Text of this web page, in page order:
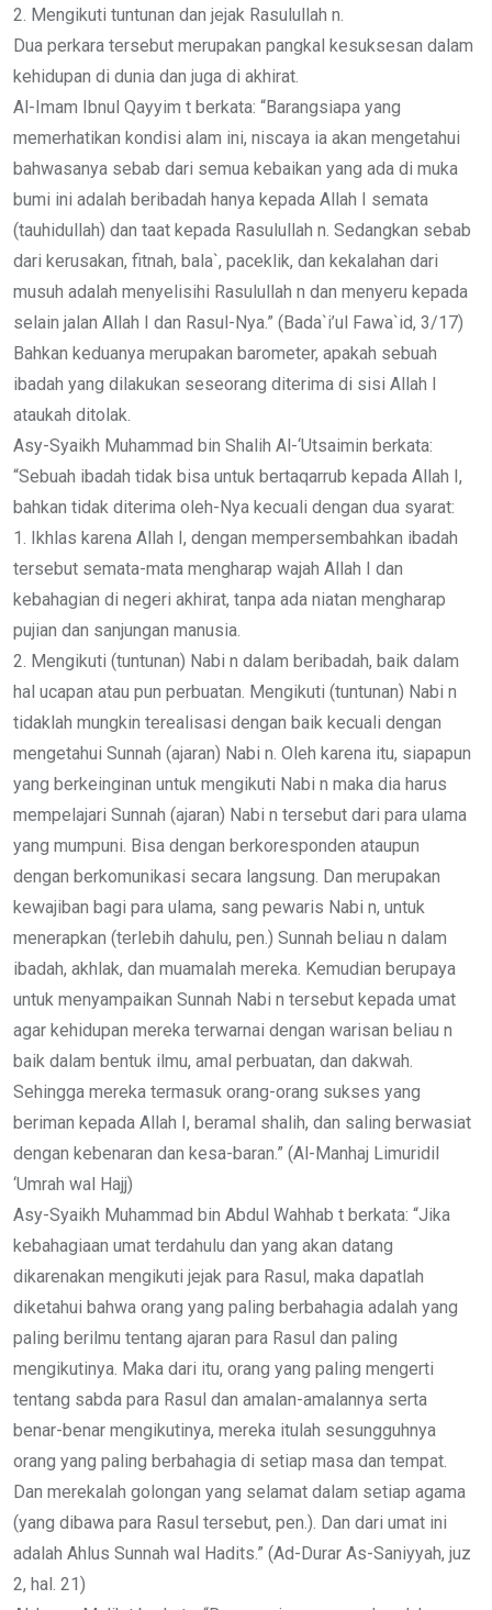
2. Mengikuti tuntunan dan jejak Rasulullah n.
Dua perkara tersebut merupakan pangkal kesuksesan dalam
kehidupan di dunia dan juga di akhirat.
Al-Imam Ibnul Qayyim t berkata: “Barangsiapa yang
memerhatikan kondisi alam ini, niscaya ia akan mengetahui
bahwasanya sebab dari semua kebaikan yang ada di muka
bumi ini adalah beribadah hanya kepada Allah I semata
(tauhidullah) dan taat kepada Rasulullah n. Sedangkan sebab
dari kerusakan, fitnah, bala`, paceklik, dan kekalahan dari
musuh adalah menyelisihi Rasulullah n dan menyeru kepada
selain jalan Allah I dan Rasul-Nya.” (Bada`i’ul Fawa`id, 3/17)
Bahkan keduanya merupakan barometer, apakah sebuah
ibadah yang dilakukan seseorang diterima di sisi Allah I
ataukah ditolak.
Asy-Syaikh Muhammad bin Shalih Al-‘Utsaimin berkata:
“Sebuah ibadah tidak bisa untuk bertaqarrub kepada Allah I,
bahkan tidak diterima oleh-Nya kecuali dengan dua syarat:
1. Ikhlas karena Allah I, dengan mempersembahkan ibadah
tersebut semata-mata mengharap wajah Allah I dan
kebahagian di negeri akhirat, tanpa ada niatan mengharap
pujian dan sanjungan manusia.
2. Mengikuti (tuntunan) Nabi n dalam beribadah, baik dalam
hal ucapan atau pun perbuatan. Mengikuti (tuntunan) Nabi n
tidaklah mungkin terealisasi dengan baik kecuali dengan
mengetahui Sunnah (ajaran) Nabi n. Oleh karena itu, siapapun
yang berkeinginan untuk mengikuti Nabi n maka dia harus
mempelajari Sunnah (ajaran) Nabi n tersebut dari para ulama
yang mumpuni. Bisa dengan berkoresponden ataupun
dengan berkomunikasi secara langsung. Dan merupakan
kewajiban bagi para ulama, sang pewaris Nabi n, untuk
menerapkan (terlebih dahulu, pen.) Sunnah beliau n dalam
ibadah, akhlak, dan muamalah mereka. Kemudian berupaya
untuk menyampaikan Sunnah Nabi n tersebut kepada umat
agar kehidupan mereka terwarnai dengan warisan beliau n
baik dalam bentuk ilmu, amal perbuatan, dan dakwah.
Sehingga mereka termasuk orang-orang sukses yang
beriman kepada Allah I, beramal shalih, dan saling berwasiat
dengan kebenaran dan kesa-baran.” (Al-Manhaj Limuridil
‘Umrah wal Hajj)
Asy-Syaikh Muhammad bin Abdul Wahhab t berkata: “Jika
kebahagiaan umat terdahulu dan yang akan datang
dikarenakan mengikuti jejak para Rasul, maka dapatlah
diketahui bahwa orang yang paling berbahagia adalah yang
paling berilmu tentang ajaran para Rasul dan paling
mengikutinya. Maka dari itu, orang yang paling mengerti
tentang sabda para Rasul dan amalan-amalannya serta
benar-benar mengikutinya, mereka itulah sesungguhnya
orang yang paling berbahagia di setiap masa dan tempat.
Dan merekalah golongan yang selamat dalam setiap agama
(yang dibawa para Rasul tersebut, pen.). Dan dari umat ini
adalah Ahlus Sunnah wal Hadits.” (Ad-Durar As-Saniyyah, juz
2, hal. 21)